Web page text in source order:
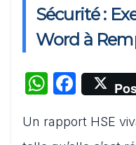
Sécurité :
Word à
W
at
F
c
Un rapport HSE